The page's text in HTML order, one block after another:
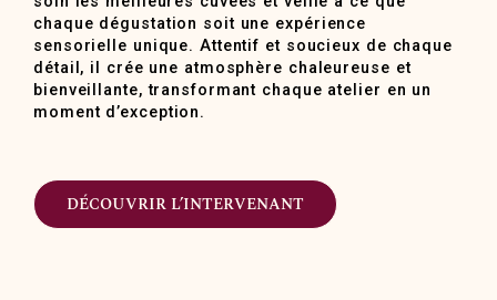
chaque dégustation soit une expérience
sensorielle unique. Attentif et soucieux de chaque
détail, il crée une atmosphère chaleureuse et
bienveillante, transformant chaque atelier en un
moment d’exception.
DÉCOUVRIR L’INTERVENANT